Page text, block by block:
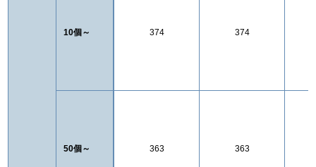
10個～
50個～
374 374
363 363